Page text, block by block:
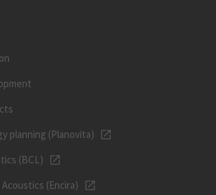
planning (Planovita)
(BCL)
(Encira)